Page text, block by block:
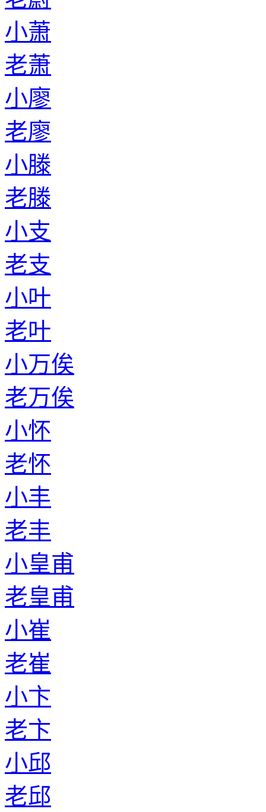
小萧
老萧
小廖
老廖
小滕
老滕
小支
老支
小叶
老叶
小万俟
老万俟
小怀
老怀
小丰
老丰
小皇甫
老皇甫
小崔
老崔
小卞
老卞
小邱
老邱